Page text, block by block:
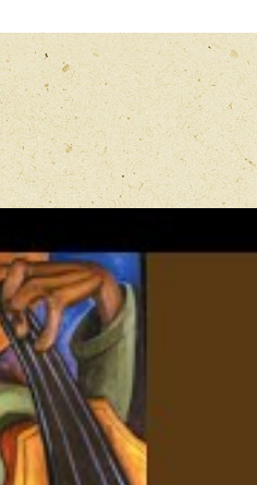
E-mail
Прикрепить фото
Оставить отзыв